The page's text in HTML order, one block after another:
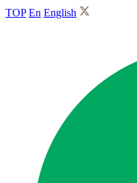
TOP En English